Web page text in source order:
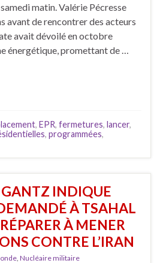
matin. Valérie Pécresse
avant de rencontrer des acteurs
avait dévoilé en octobre
énergétique, promettant de …
, EPR, fermetures, lancer,
, programmées,
INDIQUE
À TSAHAL
À MENER
CONTRE L’IRAN
Nucléaire militaire